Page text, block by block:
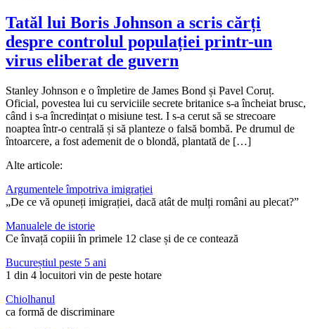
Tatăl lui Boris Johnson a scris cărți
despre controlul populației printr-un
virus eliberat de guvern
Stanley Johnson e o împletire de James Bond și Pavel Coruț.
Oficial, povestea lui cu serviciile secrete britanice s-a încheiat brusc,
când i s-a încredințat o misiune test. I s-a cerut să se strecoare
noaptea într-o centrală și să planteze o falsă bombă. Pe drumul de
întoarcere, a fost ademenit de o blondă, plantată de […]
Alte articole:
Argumentele împotriva imigrației
„De ce vă opuneți imigrației, dacă atât de mulți români au plecat?”
Manualele de istorie
Ce învață copiii în primele 12 clase și de ce contează
Bucureștiul peste 5 ani
1 din 4 locuitori vin de peste hotare
Chiolhanul
ca formă de discriminare